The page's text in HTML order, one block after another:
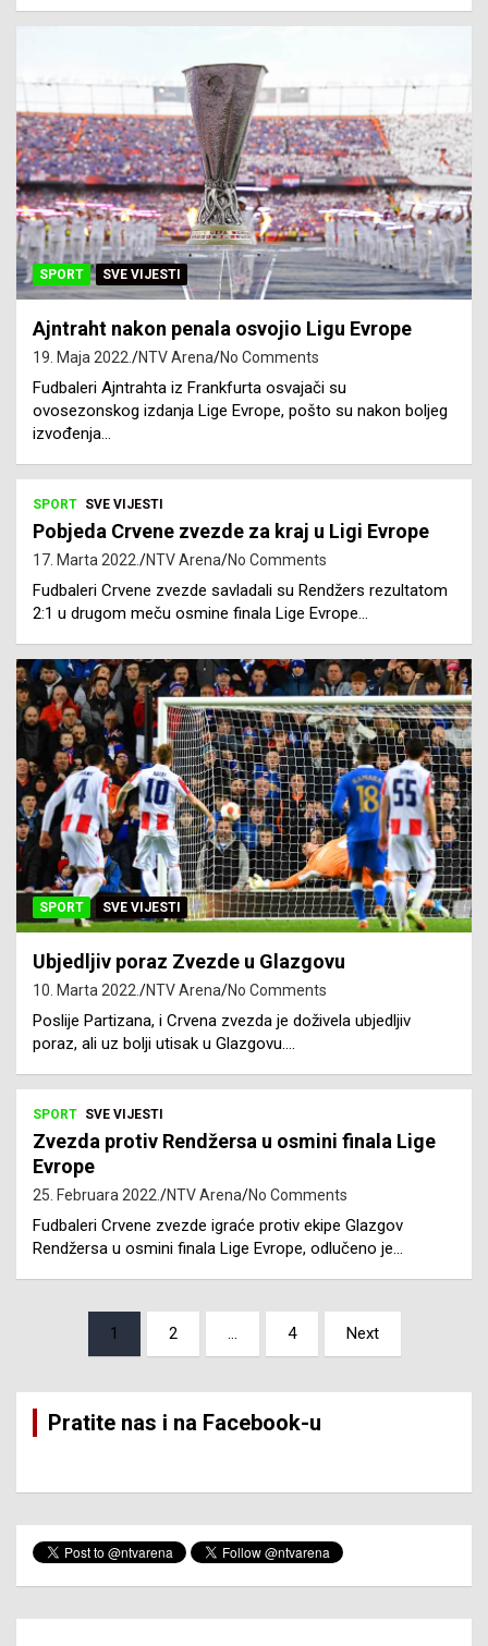
SPORT SVE VIJESTI
Ajntraht nakon penala osvojio Ligu Evrope
19. Maja 2022. NTV Arena No Comments
Fudbaleri Ajntrahta iz Frankfurta osvajači su
ovosezonskog izdanja Lige Evrope, pošto su nakon boljeg
izvođenja…
SPORT SVE VIJESTI
Pobjeda Crvene zvezde za kraj u Ligi Evrope
17. Marta 2022. NTV Arena No Comments
Fudbaleri Crvene zvezde savladali su Rendžers rezultatom
2:1 u drugom meču osmine finala Lige Evrope…
SPORT SVE VIJESTI
Ubjedljiv poraz Zvezde u Glazgovu
10. Marta 2022. NTV Arena No Comments
Poslije Partizana, i Crvena zvezda je doživela ubjedljiv
poraz, ali uz bolji utisak u Glazgovu.…
SPORT SVE VIJESTI
Zvezda protiv Rendžersa u osmini finala Lige
Evrope
25. Februara 2022. NTV Arena No Comments
Fudbaleri Crvene zvezde igraće protiv ekipe Glazgov
Rendžersa u osmini finala Lige Evrope, odlučeno je…
pagination
1 2 … 4 Next
Pratite nas i na Facebook-u